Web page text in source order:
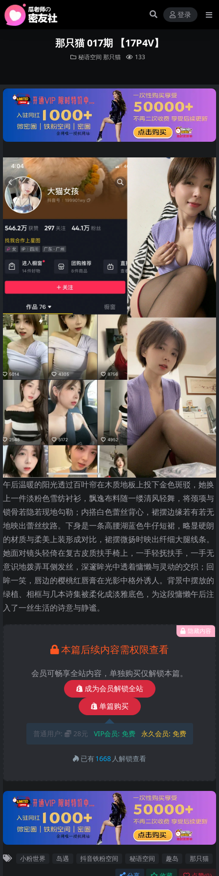
登录
那只猫 017期 【17P4V】
秘语空间 那只猫 133
午后温暖的阳光透过百叶帘在木质地板上投下金色斑驳，她换
上一件淡粉色雪纺衬衫，飘逸布料随一缕清风轻舞，将颈项与
锁骨若隐若现地勾勒；内搭白色蕾丝背心，裙摆边缘若有若无
地映出蕾丝纹路。下身是一条高腰湖蓝色牛仔短裙，略显硬朗
的材质与柔美上装形成对比，裙摆微扬时映出纤细大腿线条。
她面对镜头轻倚在复古皮质扶手椅上，一手轻抚扶手，一手无
意识地拨弄耳侧发丝，深邃眸光中透着慵懒与灵动的交织；回
眸一笑，唇边的樱桃红唇膏在光影中格外诱人。背景中摆放的
绿植、相框与几本诗集被柔化成淡雅底色，为这段慵懒午后注
入了一丝生活的诗意与静谧。
隐藏内容
本篇后续内容需权限查看
会员可畅享全站内容，单独购买仅解锁本篇。
成为会员解锁全站
单篇购买
普通用户: 28元 VIP会员: 免费 永久会员: 免费
已有1668 人解锁查看
小粉世界 岛遇 抖音铁粉空间 秘语空间 趣岛 那只猫